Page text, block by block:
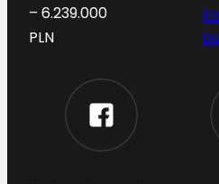
– 6.239.000
PLN